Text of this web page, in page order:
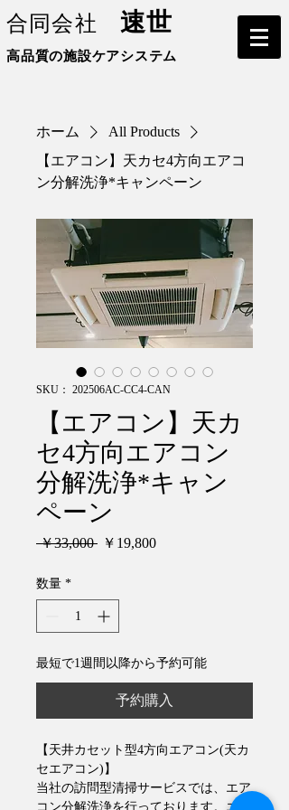
合同会社 速世
高品質の施設ケアシステム
ホーム
All Products
【エアコン】天カセ4方向エアコ
ン分解洗浄*キャンペーン
SKU： 202506AC-CC4-CAN
【エアコン】天カ
セ4方向エアコン
分解洗浄*キャン
ペーン
￥33,000 通
格
￥19,800セ
数量 *
最短で1週間以降から予約可能
予約購入
【天井カセット型4方向エアコン(天カ
セエアコン)】
当社の訪問型清掃サービスでは、エア
コン分解洗浄を行っております。エア